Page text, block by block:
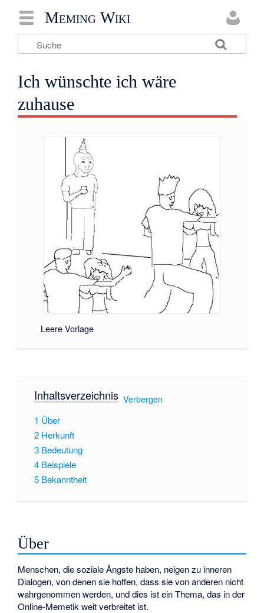
Meming Wiki
Ich wünschte ich wäre
zuhause
Leere Vorlage
Inhaltsverzeichnis[ Verbergen
1 Über
2 Herkunft
3 Bedeutung
4 Beispiele
5 Bekanntheit
Über
Menschen, die soziale Ängste haben, neigen zu inneren
Dialogen, von denen sie hoffen, dass sie von anderen nicht
wahrgenommen werden, und dies ist ein Thema, das in der
Online-Memetik weit verbreitet ist.